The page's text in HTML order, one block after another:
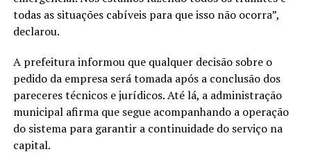
todas as situações cabíveis para que isso não ocorra”,
declarou.
A prefeitura informou que qualquer decisão sobre o
pedido da empresa será tomada após a conclusão dos
pareceres técnicos e jurídicos. Até lá, a administração
municipal afirma que segue acompanhando a operação
do sistema para garantir a continuidade do serviço na
capital.